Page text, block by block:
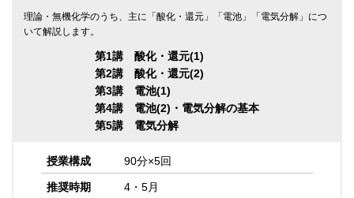
理論・無機化学のうち、主に「酸化・還元」「電池」「電気分解」につ
いて解説します。
第1講 酸化・還元(1)
第2講 酸化・還元(2)
第3講 電池(1)
第4講 電池(2)・電気分解の基本
第5講 電気分解
授業構成 90分×5回
推奨時期 4・5月